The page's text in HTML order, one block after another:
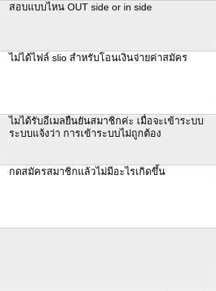
สอบแบบไหน OUT side or in side
ไม่ได้ไฟล์ slio สำหรับโอนเงินจ่ายค่าสมัคร
ไมได้รับอีเมลยืนยันสมาชิกค่ะ เมื่อจะเข้าระบบ
ระบบแจ้งว่า การเข้าระบบไม่ถูกต้อง
กดสมัครสมาชิกแล้วไม่มีอะไรเกิดขึ้น